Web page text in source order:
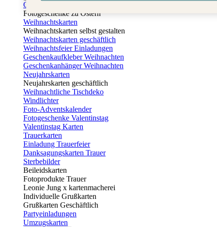
Osterkarten
Fotogeschenke zu Ostern
Weihnachtskarten
Weihnachtskarten selbst gestalten
Weihnachtskarten geschäftlich
Weihnachtsfeier Einladungen
Geschenkaufkleber Weihnachten
Geschenkanhänger Weihnachten
Neujahrskarten
Neujahrskarten geschäftlich
Weihnachtliche Tischdeko
Windlichter
Foto-Adventskalender
Fotogeschenke Valentinstag
Valentinstag Karten
Trauerkarten
Einladung Trauerfeier
Danksagungskarten Trauer
Sterbebilder
Beileidskarten
Fotoprodukte Trauer
Leonie Jung x kartenmacherei
Individuelle Grußkarten
Grußkarten Geschäftlich
Partyeinladungen
Umzugskarten